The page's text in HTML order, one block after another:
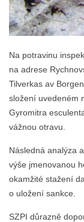
Na potravinu
na adrese
Tilverkas av
složení uvedeném
Gyromitra
vážnou otravu.
Následná analýza
výše jmenovanou
okamžité stažení
o uložení sankce.
SZPI důrazně